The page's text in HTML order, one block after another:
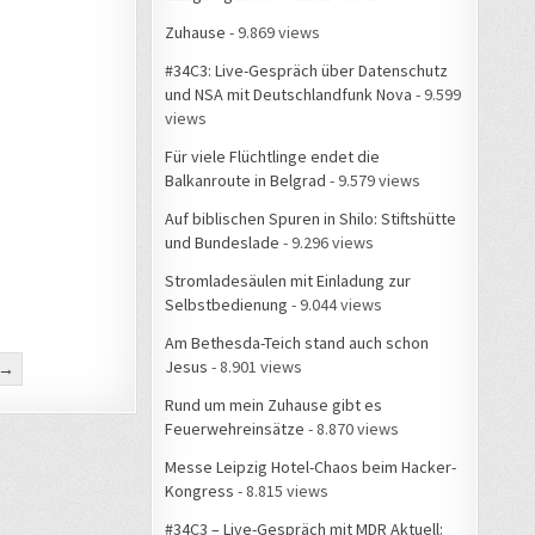
Zuhause - 9.869 views
#34C3: Live-Gespräch über Datenschutz
und NSA mit Deutschlandfunk Nova - 9.599
views
Für viele Flüchtlinge endet die
Balkanroute in Belgrad - 9.579 views
Auf biblischen Spuren in Shilo: Stiftshütte
und Bundeslade - 9.296 views
Stromladesäulen mit Einladung zur
Selbstbedienung - 9.044 views
Am Bethesda-Teich stand auch schon
Jesus - 8.901 views
Rund um mein Zuhause gibt es
Feuerwehreinsätze - 8.870 views
Messe Leipzig Hotel-Chaos beim Hacker-
Kongress - 8.815 views
#34C3 – Live-Gespräch mit MDR Aktuell: